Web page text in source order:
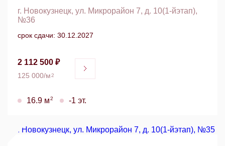
г. Новокузнецк, ул. Микрорайон 7, д. 10(1-йэтап),
№36
срок сдачи: 30.12.2027
2 112 500 ₽
125 000/м2
16.9 м2 -1 эт.